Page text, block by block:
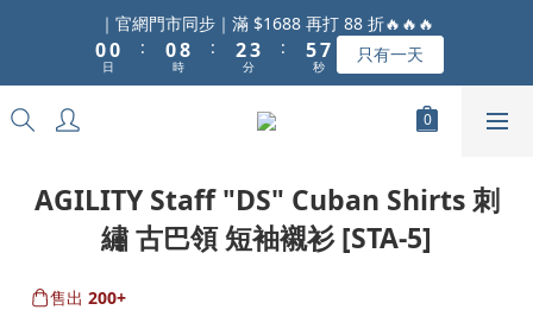
｜官網門市同步｜滿 $1688 再打 88 折🔥🔥🔥
0
1
0
日
:
1
0
9
8
7
2
1
0
時
:
3
2
1
4
3
2
0
分
:
6
5
4
7
6
5
0
秒
只有一天
AGILITY Staff "DS" Cuban Shirts 刺
繡 古巴領 短袖襯衫 [STA-5]
售出 200+